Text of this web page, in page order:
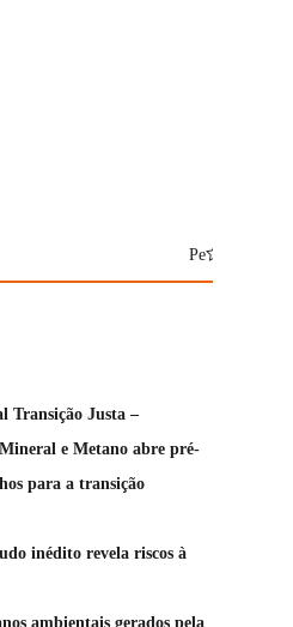
Transição Justa –
e Metano abre pré-
para a transição
inédito revela riscos à
ambientais gerados pela